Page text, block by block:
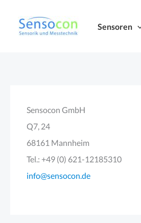
Inhalt
springen
Sensoren
Sensocon GmbH
Q7, 24
68161 Mannheim
Tel.: +49 (0) 621-12185310
info@sensocon.de